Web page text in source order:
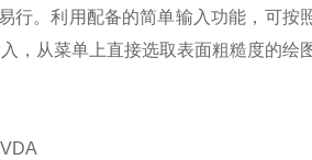
行。利用配备的简单输入功能，可
，从菜单上直接选取表面粗糙度的绘